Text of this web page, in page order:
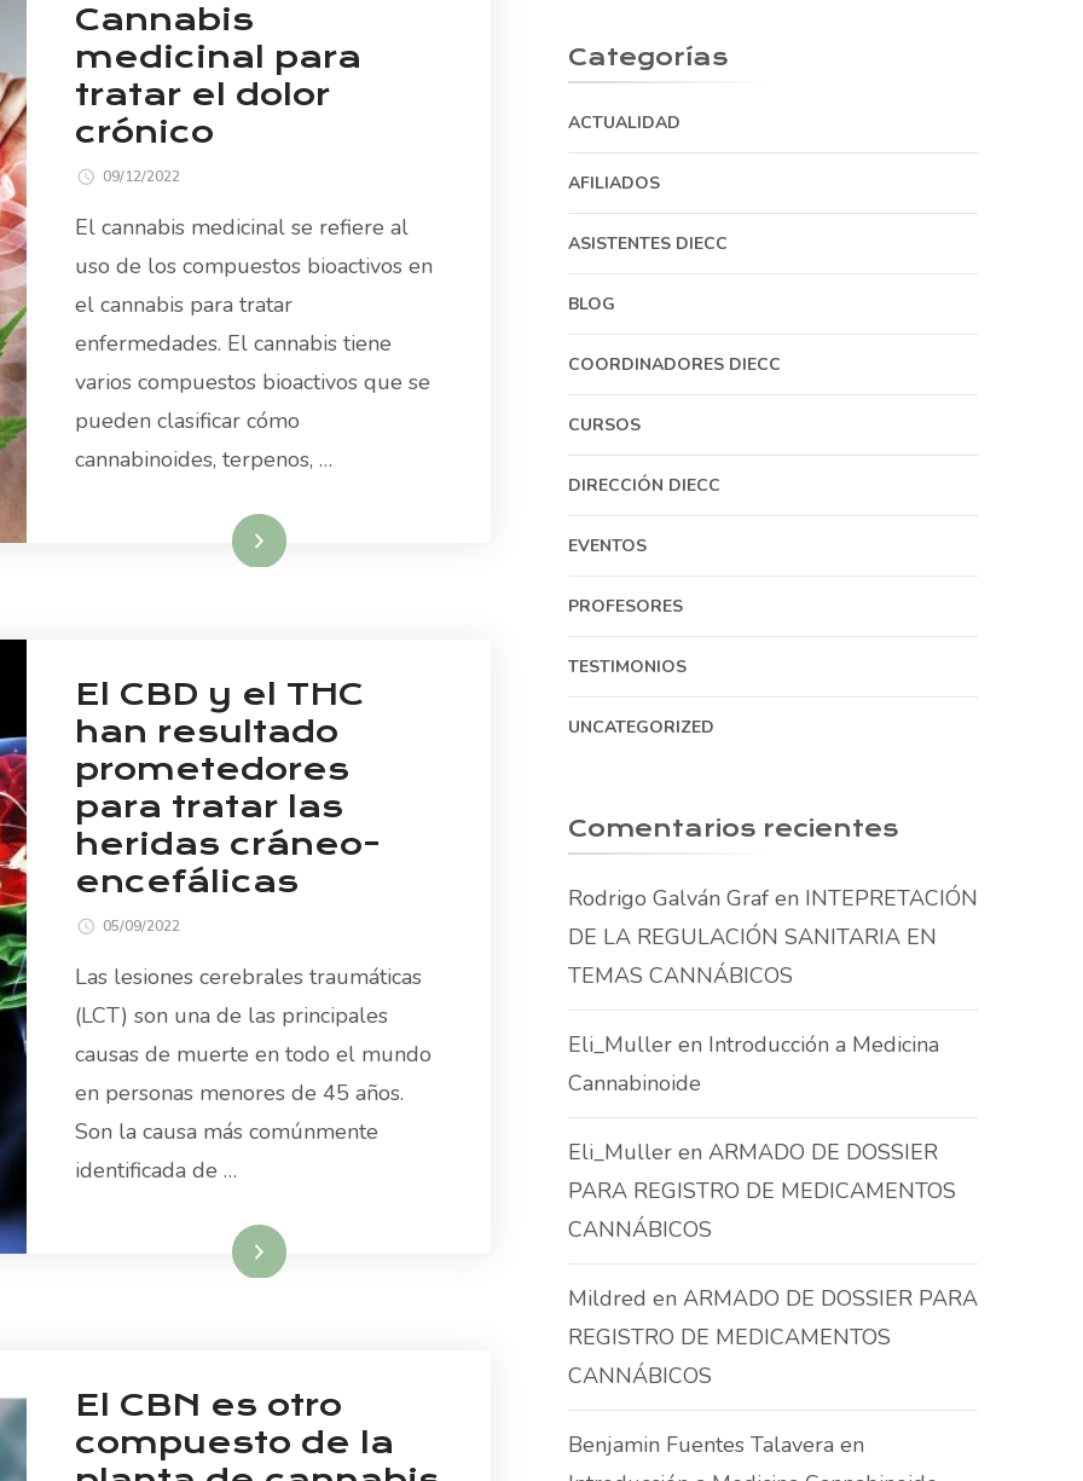
Cannabis
medicinal para
tratar el dolor
crónico
09/12/2022
El cannabis medicinal se refiere al
uso de los compuestos bioactivos en
el cannabis para tratar
enfermedades. El cannabis tiene
varios compuestos bioactivos que se
pueden clasificar cómo
cannabinoides, terpenos, …
Read More
El CBD y el THC
han resultado
prometedores
para tratar las
heridas cráneo-
encefálicas
05/09/2022
Las lesiones cerebrales traumáticas
(LCT) son una de las principales
causas de muerte en todo el mundo
en personas menores de 45 años.
Son la causa más comúnmente
identificada de …
Read More
El CBN es otro
compuesto de la
Categorías
ACTUALIDAD
AFILIADOS
ASISTENTES DIECC
BLOG
COORDINADORES DIECC
CURSOS
DIRECCIÓN DIECC
EVENTOS
PROFESORES
TESTIMONIOS
UNCATEGORIZED
Comentarios recientes
Rodrigo Galván Grafen INTEPRETACIÓN
DE LA REGULACIÓN SANITARIA EN
TEMAS CANNÁBICOS
Eli_Mulleren Introducción a Medicina
Cannabinoide
Eli_Mulleren ARMADO DE DOSSIER
PARA REGISTRO DE MEDICAMENTOS
CANNÁBICOS
Mildred en ARMADO DE DOSSIER PARA
REGISTRO DE MEDICAMENTOS
CANNÁBICOS
Benjamin Fuentes Talaveraen